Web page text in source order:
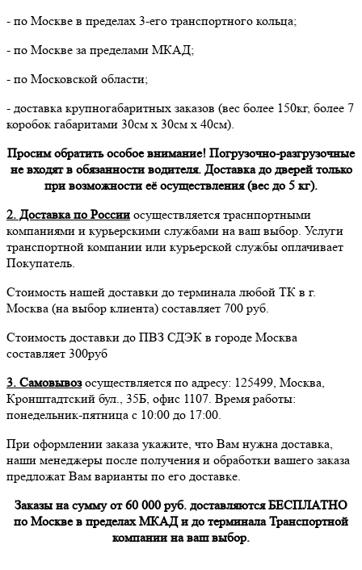
- по Москве в пределах 3-его транспортного кольца;
- по Москве за пределами МКАД;
- по Московской области;
- доставка крупногабаритных заказов (вес более 150кг, более 7
коробок габаритами 30см х 30см х 40см).
Просим обратить особое внимание! Погрузочно-разгрузочные
не входят в обязанности водителя. Доставка до дверей только
при возможности её осуществления (вес до 5 кг).
2. Доставка по России осуществляется траснпортными
компаниями и курьерскими службами на ваш выбор. Услуги
транспортной компании или курьерской службы оплачивает
Покупатель.
Стоимость нашей доставки до терминала любой ТК в г.
Москва (на выбор клиента) составляет 700 руб.
Стоимость доставки до ПВЗ СДЭК в городе Москва
составляет 300руб
3. Самовывозосуществляется по адресу: 125499, Москва,
Кронштадтский бул., 35Б, офис 1107. Время работы:
понедельник-пятница с 10:00 до 17:00.
При оформлении заказа укажите, что Вам нужна доставка,
наши менеджеры после получения и обработки вашего заказа
предложат Вам варианты по его доставке.
Заказы на сумму от 60 000 руб. доставляются БЕСПЛАТНО
по Москве в пределах МКАД и до терминала Транспортной
компании на ваш выбор.